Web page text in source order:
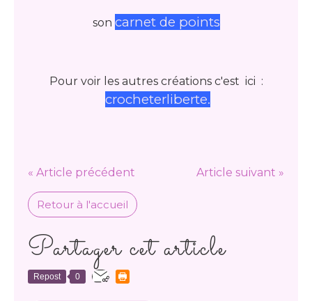
son carnet de points
Pour voir les autres créations c'est ici :
crocheterliberte.
« Article précédent Article suivant »
Retour à l'accueil
Partager cet article
Repost 0